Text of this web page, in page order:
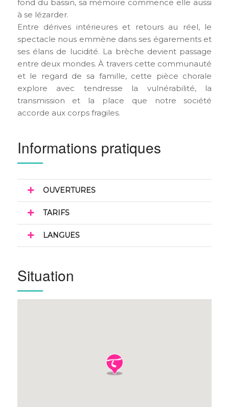
fond du bassin, sa mémoire commence elle aussi
à se lézarder.
Entre dérives intérieures et retours au réel, le
spectacle nous emmène dans ses égarements et
ses élans de lucidité. La brèche devient passage
entre deux mondes. À travers cette communauté
et le regard de sa famille, cette pièce chorale
explore avec tendresse la vulnérabilité, la
transmission et la place que notre société
accorde aux corps fragiles.
Informations pratiques
OUVERTURES
TARIFS
LANGUES
Situation